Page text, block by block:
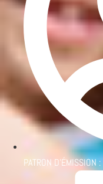
PATRON D'ÉMISSION :